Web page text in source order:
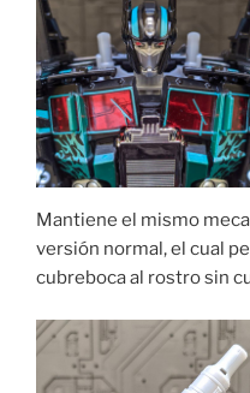
Mantiene el mismo
versión normal, el cual
cubreboca al rostro sin